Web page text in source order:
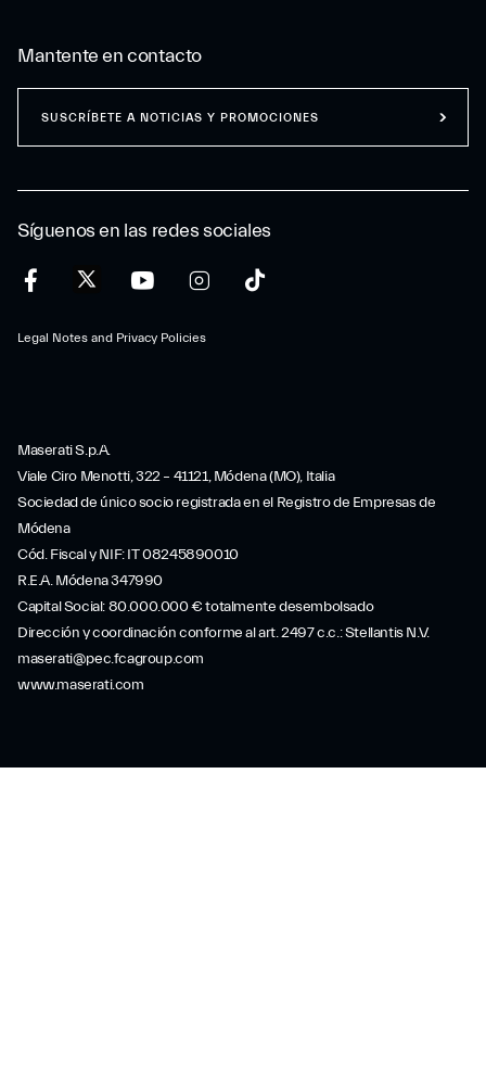
Síguenos en las redes sociales
Legal Notes and Privacy Policies
Mantente en contacto
SUSCRÍBETE A NOTICIAS Y PROMOCIONES
Maserati S.p.A.
Viale Ciro Menotti, 322 – 41121, Módena (MO), Italia
Sociedad de único socio registrada en el Registro de Empresas de
Módena
Cód. Fiscal y NIF: IT 08245890010
R.E.A. Módena 347990
Capital Social: 80.000.000 € totalmente desembolsado
Dirección y coordinación conforme al art. 2497 c.c.: Stellantis N.V.
maserati@pec.fcagroup.com
www.maserati.com